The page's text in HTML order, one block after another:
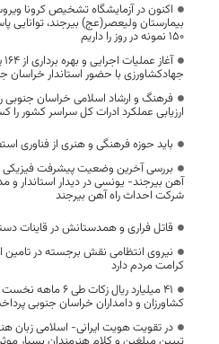
اکنون در آزمایشگاه تشخیص کرونا
بیمارستان ولیعصر(عج) بیرجند، توانایی
150 نمونه در روز را داریم
جهادکشاورزی با حضور استاندار خراسان
فرهنگ و ارشاد اسلامی خراسان جنوبی
ارزیابی عملکرد ادرات کل سراسر کشور را
باید حوزه فرهنگی و هنری از فناوری
بررسی آخرین وضعیت پیشرفت فیزیکی
آهن بیرجند- یونسی در دیدار استاندار و
شرکت احداث راه آهن بیرجند
قاتل فراری و همدستانش در قاینات
نیروی انتظامی نقش برجسته در تامین
کرامت مردم دارد
۴۱ میلیارد ریال زکات طی
کشاورزان و دامداران خراسان جنوبی
در تقویت هویت ایرانی- اسلامی زبان